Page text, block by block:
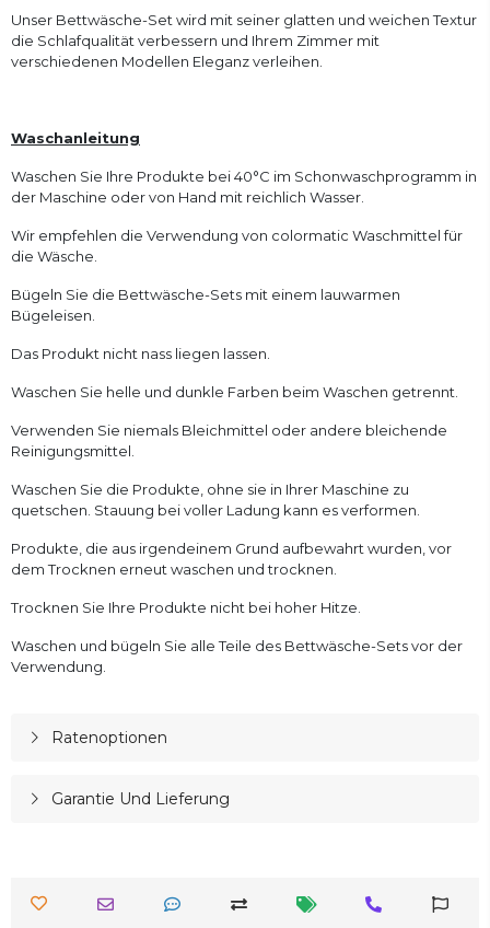
Unser Bettwäsche-Set wird mit seiner glatten und weichen Textur
die Schlafqualität verbessern und Ihrem Zimmer mit
verschiedenen Modellen Eleganz verleihen.
Waschanleitung
Waschen Sie Ihre Produkte bei 40°C im Schonwaschprogramm in
der Maschine oder von Hand mit reichlich Wasser.
Wir empfehlen die Verwendung von colormatic Waschmittel für
die Wäsche.
Bügeln Sie die Bettwäsche-Sets mit einem lauwarmen
Bügeleisen.
Das Produkt nicht nass liegen lassen.
Waschen Sie helle und dunkle Farben beim Waschen getrennt.
Verwenden Sie niemals Bleichmittel oder andere bleichende
Reinigungsmittel.
Waschen Sie die Produkte, ohne sie in Ihrer Maschine zu
quetschen. Stauung bei voller Ladung kann es verformen.
Produkte, die aus irgendeinem Grund aufbewahrt wurden, vor
dem Trocknen erneut waschen und trocknen.
Trocknen Sie Ihre Produkte nicht bei hoher Hitze.
Waschen und bügeln Sie alle Teile des Bettwäsche-Sets vor der
Verwendung.
Ratenoptionen
Garantie Und Lieferung